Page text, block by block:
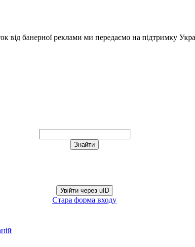
від банерної реклами ми передаємо на підтримку
Увійти через uID
Стара форма входу